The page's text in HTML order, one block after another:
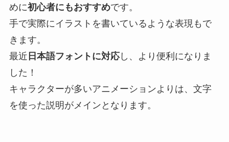
めに初心者にもおすすめです。
手で実際にイラストを書いているような表現もで
きます。
最近 日本語フォントに対応し、より便利になりま
した！
キャラクターが多いアニメーションよりは、文字
を使った説明がメインとなります。